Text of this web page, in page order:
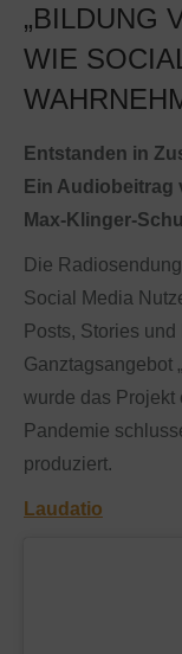
„BILDUNG
WIE
Entstanden in
Ein Audiobeitrag
Max-Klinger-
Die
Social Media
Posts, Stories
Ganztagsangebot
wurde das Projekt
Pandemie
produziert.
Laudatio